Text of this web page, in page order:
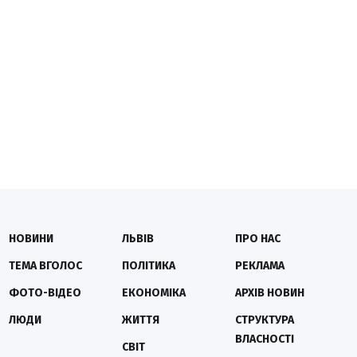
НОВИНИ
ТЕМА ВГОЛОС
ФОТО-ВІДЕО
ЛЮДИ
ЛЬВІВ
ПОЛІТИКА
ЕКОНОМІКА
ЖИТТЯ
СВІТ
ПРО НАС
РЕКЛАМА
АРХІВ НОВИН
СТРУКТУРА
ВЛАСНОСТІ